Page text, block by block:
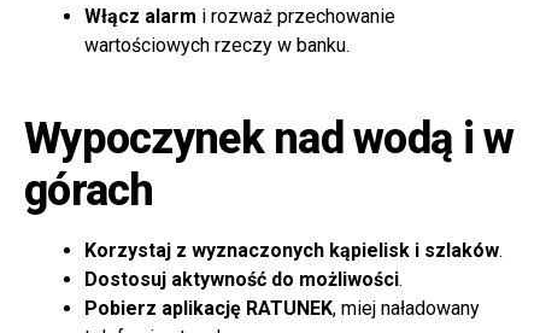
Włącz alarm i rozważ przechowanie
wartościowych rzeczy w banku.
Wypoczynek nad wodą i w
górach
Korzystaj z wyznaczonych kąpielisk i szlaków.
Dostosuj aktywność do możliwości.
Pobierz aplikację RATUNEK, miej naładowany